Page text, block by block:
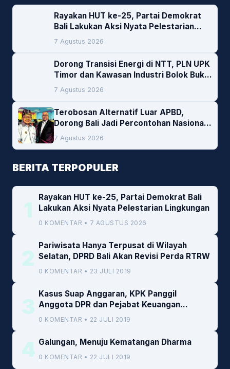
Rayakan HUT ke-25, Partai Demokrat
Bali Lakukan Aksi Nyata Pelestarian
Lingkungan
7 Agustus 2026
Dorong Transisi Energi di NTT, PLN UPK
Timor dan Kawasan Industri Bolok Buka
Peluang Investasi Woodchip untuk
Cofiring PLTU Bolok
7 Agustus 2026
Terobosan Alternatif Luar APBD,
Dorong Bali Jadi Percontohan Nasional
Pembiayaan Daerah
7 Agustus 2026
BERITA TERPOPULER
1
Rayakan HUT ke-25, Partai Demokrat Bali
Lakukan Aksi Nyata Pelestarian Lingkungan
0 KOMENTAR • 7 AGUSTUS 2026
2
Pariwisata Hanya Terpusat di Wilayah
Selatan, DPRD Bali Akan Revisi Perda RTRW
0 KOMENTAR • 23 JULI 2019
3
Kasus Suap Anggaran, KPK Panggil
Anggota DPR dan Pejabat Keuangan
Kemenkeu
0 KOMENTAR • 22 JULI 2019
4 Galungan, Menuju Kematangan Dharma
0 KOMENTAR • 22 JULI 2019